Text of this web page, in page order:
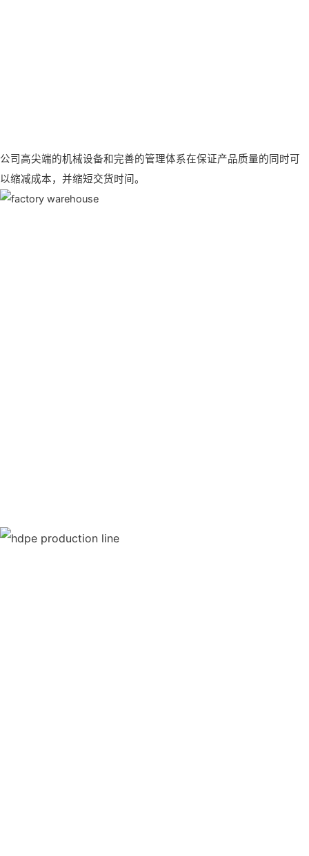
公司高尖端的机械设备和完善的管理体系在保证产品质量的同时可
以缩减成本，并缩短交货时间。